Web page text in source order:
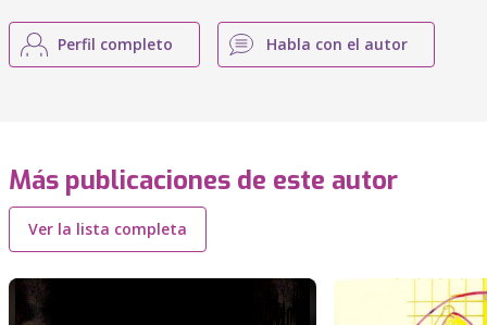
Perfil completo Habla con el autor
Más publicaciones de este autor
Ver la lista completa